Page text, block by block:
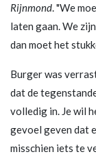
Rijnmond. "We
laten gaan. We
dan moet het
Burger was
dat de
volledig in. Je wil
gevoel geven dat
misschien iets te